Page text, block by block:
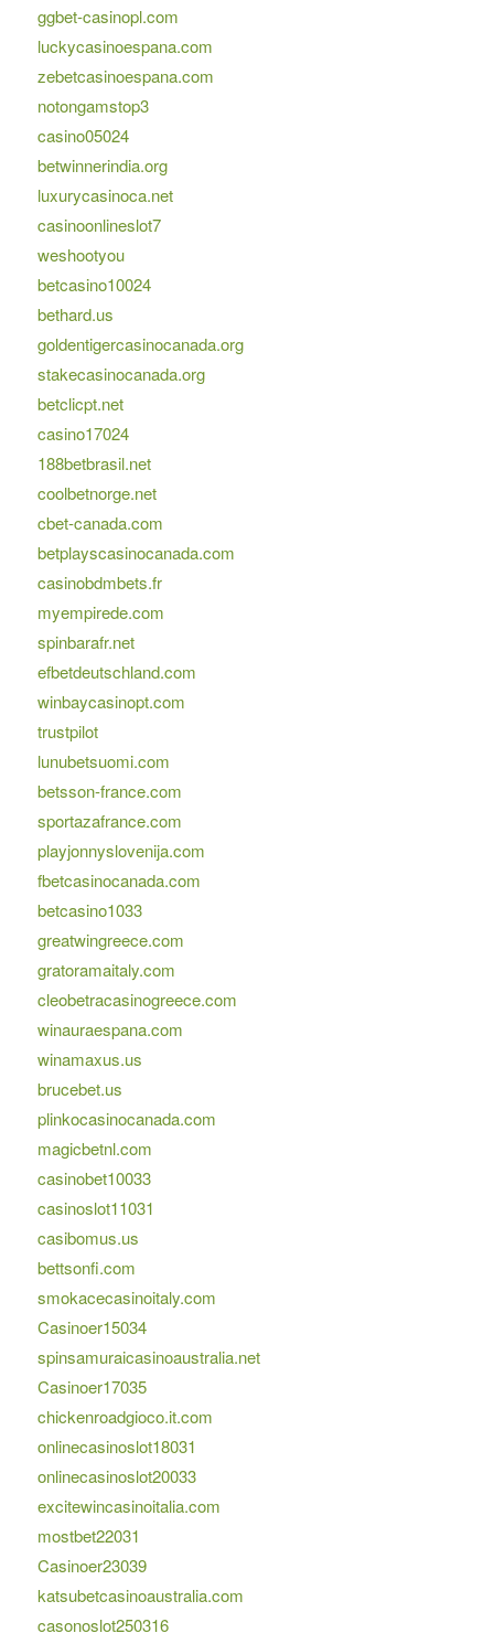
ggbet-casinopl.com
luckycasinoespana.com
zebetcasinoespana.com
notongamstop3
casino05024
betwinnerindia.org
luxurycasinoca.net
casinoonlineslot7
weshootyou
betcasino10024
bethard.us
goldentigercasinocanada.org
stakecasinocanada.org
betclicpt.net
casino17024
188betbrasil.net
coolbetnorge.net
cbet-canada.com
betplayscasinocanada.com
casinobdmbets.fr
myempirede.com
spinbarafr.net
efbetdeutschland.com
winbaycasinopt.com
trustpilot
lunubetsuomi.com
betsson-france.com
sportazafrance.com
playjonnyslovenija.com
fbetcasinocanada.com
betcasino1033
greatwingreece.com
gratoramaitaly.com
cleobetracasinogreece.com
winauraespana.com
winamaxus.us
brucebet.us
plinkocasinocanada.com
magicbetnl.com
casinobet10033
casinoslot11031
casibomus.us
bettsonfi.com
smokacecasinoitaly.com
Casinoer15034
spinsamuraicasinoaustralia.net
Casinoer17035
chickenroadgioco.it.com
onlinecasinoslot18031
onlinecasinoslot20033
excitewincasinoitalia.com
mostbet22031
Casinoer23039
katsubetcasinoaustralia.com
casonoslot250316